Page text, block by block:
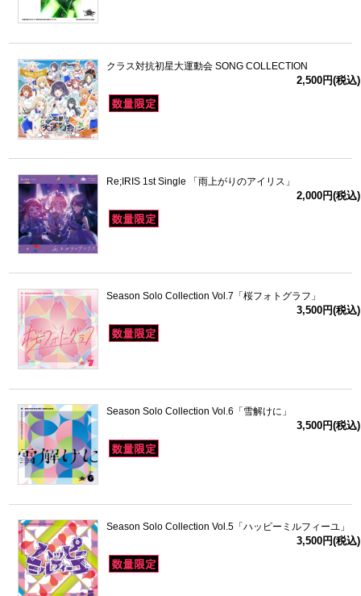
クラス対抗初星大運動会 SONG COLLECTION
2,500円(税込)
Re;IRIS 1st Single 「雨上がりのアイリス」
2,000円(税込)
Season Solo Collection Vol.7「桜フォトグラフ」
3,500円(税込)
Season Solo Collection Vol.6「雪解けに」
3,500円(税込)
Season Solo Collection Vol.5「ハッピーミルフィーユ」
3,500円(税込)